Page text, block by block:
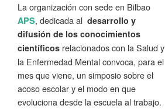
La organización con sede en Bilbao
APS, dedicada al desarrollo y
difusión de los conocimientos
científicos relacionados con la Salud y
la Enfermedad Mental convoca, para el
mes que viene, un simposio sobre el
acoso escolar y el modo en que
evoluciona desde la escuela al trabajo.